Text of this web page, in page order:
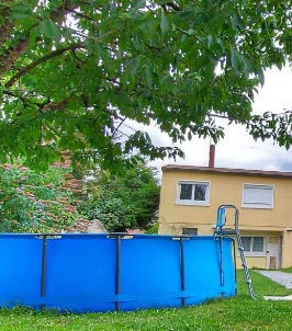
EN CHAMPAGNE Maison située
recherché offrant 4 chambres
avec dressing et salle de douche,